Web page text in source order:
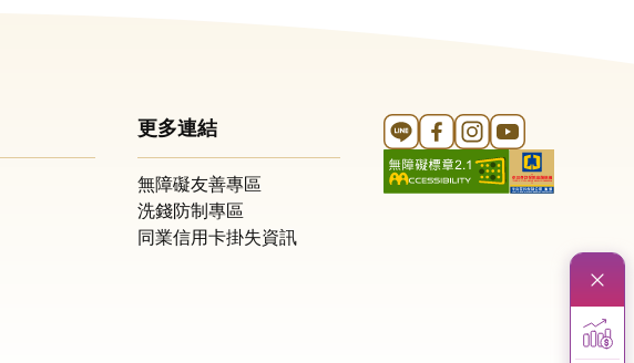
更多連結
無障礙友善專區
洗錢防制專區
同業信用卡掛失資訊
Line 官方帳號
FB 官方帳號
Instagram 官方帳號
YouTube 官方帳號